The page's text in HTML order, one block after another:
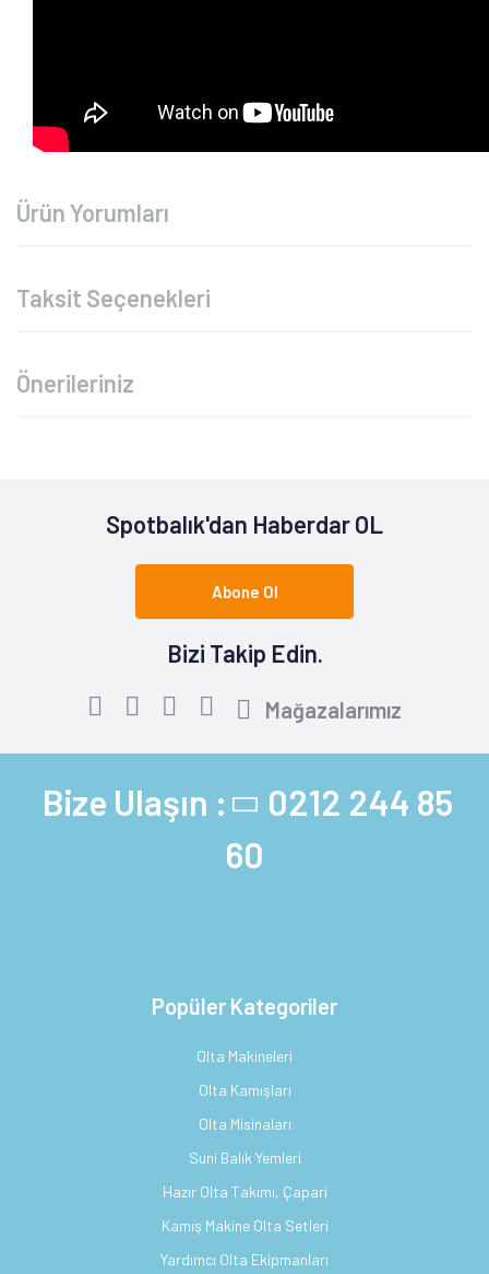
Ürün Yorumları
Taksit Seçenekleri
Önerileriniz
Spotbalık'dan Haberdar OL
Abone Ol
Bizi Takip Edin.
Mağazalarımız
Bize Ulaşın : 0212 244 85
60
Popüler Kategoriler
Olta Makineleri
Olta Kamışları
Olta Misinaları
Suni Balık Yemleri
Hazır Olta Takımı, Çapari
Kamış Makine Olta Setleri
Yardımcı Olta Ekipmanları